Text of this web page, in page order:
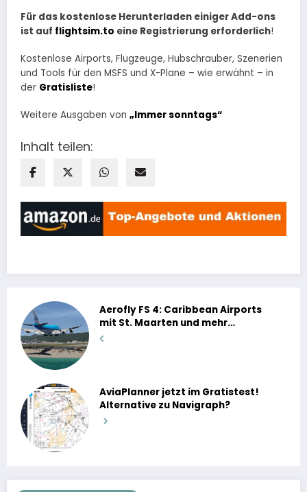
Für das kostenlose Herunterladen einiger Add-ons
ist auf flightsim.to eine Registrierung erforderlich!
Kostenlose Airports, Flugzeuge, Hubschrauber, Szenerien
und Tools für den MSFS und X-Plane – wie erwähnt – in
der Gratisliste!
Weitere Ausgaben von „Immer sonntags“
Inhalt teilen:
Aerofly FS 4: Caribbean Airports
mit St. Maarten und mehr…
AviaPlanner jetzt im Gratistest!
Alternative zu Navigraph?